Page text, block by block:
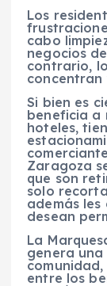
Los
cabo
negocios
contrario,
concentran
Si bien es
beneficia a
hoteles,
Zaragoza
que son
solo
además les
desean
La
genera
entre los